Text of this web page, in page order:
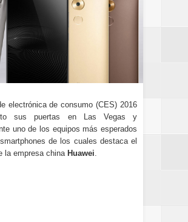
electrónica de consumo (CES) 2016
sus puertas en Las Vegas y
uno de los equipos más esperados
de los cuales destaca el
la empresa china Huawei